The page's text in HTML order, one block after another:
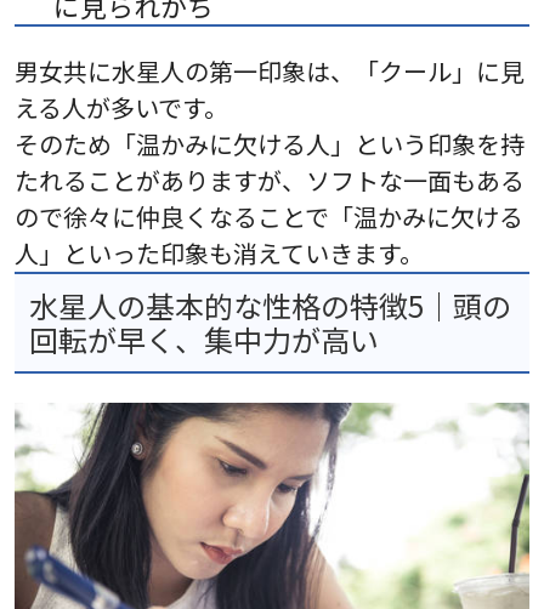
男女共に水星人の第一印象は、「クール」に見
える人が多いです。
そのため「温かみに欠ける人」という印象を持
たれることがありますが、ソフトな一面もある
ので徐々に仲良くなることで「温かみに欠ける
人」といった印象も消えていきます。
水星人の基本的な性格の特徴5｜頭の
回転が早く、集中力が高い